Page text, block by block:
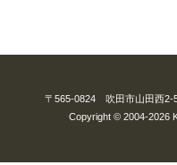
〒565-0824 吹田市山田西
Copyright © 2004-2026